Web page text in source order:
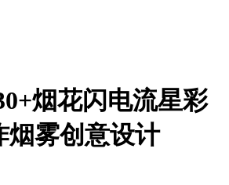
烟花闪电流星彩
烟雾创意设计